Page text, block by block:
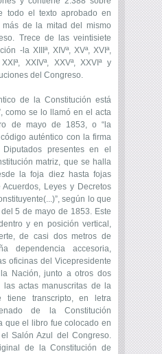
todo el texto aprobado en
más de la mitad del mismo
Trece de las veintisiete
-la XIIIª, XIVª, XVª, XVIª,
XXIVª, XXVª, XXVIª y
del Congreso.
de la Constitución está
como se lo llamó en el acta
de mayo de 1853, o “la
auténtico con la firma
presentes en el
matriz, que se halla
la foja diez hasta fojas
Leyes y Decretos
según lo que
5 de mayo de 1853. Este
y en posición vertical,
de casi dos metros de
dependencia accesoria,
oficinas del Vicepresidente
Nación, junto a otros dos
las actas manuscritas de la
tiene transcripto, en letra
de la Constitución
que el libro fue colocado en
Salón Azul del Congreso.
de la Constitución de